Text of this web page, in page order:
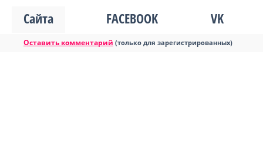
Сайта
FACEBOOK VK
Оставить комментарий (только для зарегистрированных)